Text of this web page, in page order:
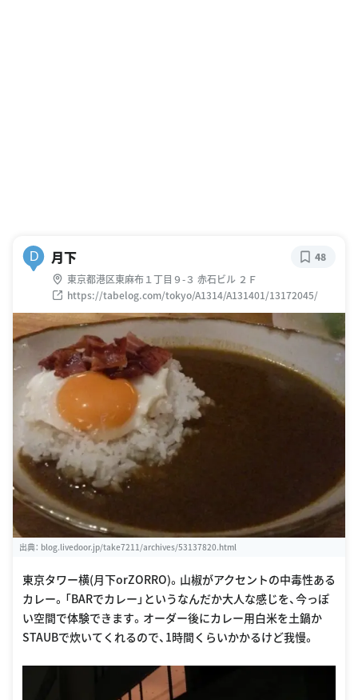
D 月下
東京都港区東麻布１丁目９-３ 赤石ビル ２Ｆ
https://tabelog.com/tokyo/A1314/A131401/13172045/
48
出典： blog.livedoor.jp/take7211/archives/53137820.html
東京タワー横(月下orZORRO)。山椒がアクセントの中毒性ある
カレー。「BARでカレー」というなんだか大人な感じを、今っぽ
い空間で体験できます。オーダー後にカレー用白米を土鍋か
STAUBで炊いてくれるので、1時間くらいかかるけど我慢。